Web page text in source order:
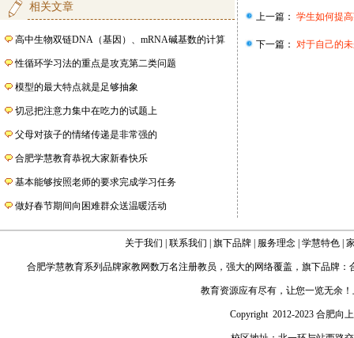
相关文章
高中生物双链DNA（基因）、mRNA碱基数的计算
性循环学习法的重点是攻克第二类问题
模型的最大特点就是足够抽象
切忌把注意力集中在吃力的试题上
父母对孩子的情绪传递是非常强的
合肥学慧教育恭祝大家新春快乐
基本能够按照老师的要求完成学习任务
做好春节期间向困难群众送温暖活动
上一篇： 学生如何提
下一篇： 对于自己的
关于我们 联系我们 旗下品牌 服务理念 学慧特色
合肥学慧教育系列品牌家教网数万名注册教员，强大的网络覆盖，旗下品牌：
教育资源应有尽有，让您一览无余
Copyright 2012-2023 合肥向